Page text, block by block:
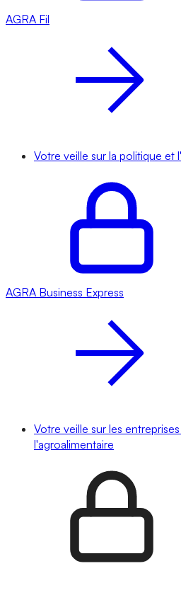
AGRA Fil
Votre veille sur la politique
AGRA Business Express
Votre veille sur les
l'agroalimentaire